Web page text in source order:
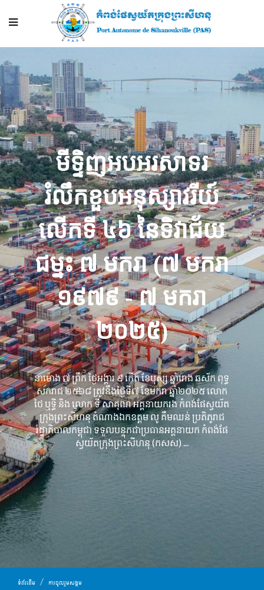
មីទ្ទិញអបអរសាទរ
រំលឹកខួបអនុស្សាវរីយ៍
លើកទី ៤៦ នៃទិវាជ័យ
ជម្នះ ៧ មករា (៧ មករា
១៩៧៩ - ៧ មករា
២០២៥)
នាម៉ោង ៧ ព្រឹក ថ្ងៃអង្គារ ៩ កើត ខែបុស្ស ឆ្នាំរោង ឆស័ក ពុទ្ធ
សករាជ ២៥៦៨ ត្រូវនឹងថ្ងៃទី៧ ខែមករា ឆ្នាំ២០២៥ លោក
ថៃ ឬទ្ធី និង លោក ទី សាគុណ អគ្គនាយករង កំពង់ផែស្វយ័ត
ក្រុងព្រះសីហនុ តំណាងឯកឧត្តម លូ គឹមឈន់ ប្រតិភូរាជ
រដ្ឋាភិបាលកម្ពុជា ទទួលបន្ទុកជាប្រធានអគ្គនាយក កំពង់ផែ
ស្វយ័តក្រុងព្រះសីហនុ (កសស) ...
ទំព័រដើម ការចូលរួមសង្គម